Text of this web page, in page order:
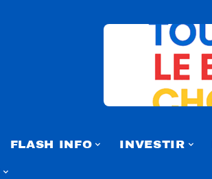
FLASH INFO INVESTIR